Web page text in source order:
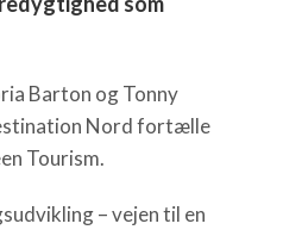
Barton og Tonny
Nord fortælle
Tourism.
– vejen til en